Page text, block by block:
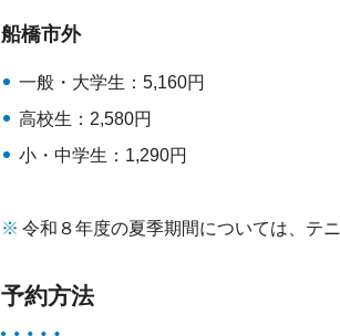
船橋市外
一般・大学生：5,160円
高校生：2,580円
小・中学生：1,290円
令和８年度の夏季期間については、テ
予約方法